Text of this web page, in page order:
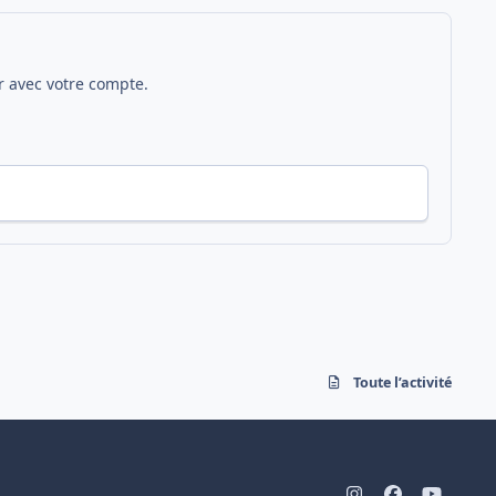
votre compte.
Toute l’activité